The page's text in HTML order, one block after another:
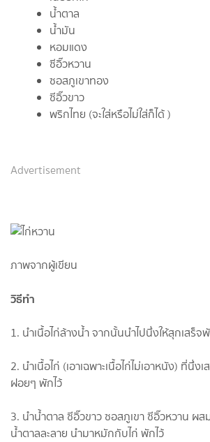
น้ำตาล
น้ำมัน
หอมแดง
ซีอิ๊วหวาน
ซอสภูเขาทอง
ซีอิ๊วขาว
พริกไทย (จะใส่หรือไม่ใส่ก็ได้ )
Advertisement
ภาพจากผู้เขียน
วิธีทำ
1. นำเนื้อไก่ล้างน้ำ จากนั้นนำไปนึ่งให้สุกเสร็จพั
2. นำเนื้อไก่ (เอาเฉพาะเนื้อไก่ไม่เอาหนัง) ที่นึ่ง
ฝอยๆ พักไว้
3. นำน้ำตาล ซีอิ๊วขาว ซอสภูเขา ซีอิ๊วหวาน ผ
น้ำตาลละลาย นำมาหมักกับไก่ พักไว้